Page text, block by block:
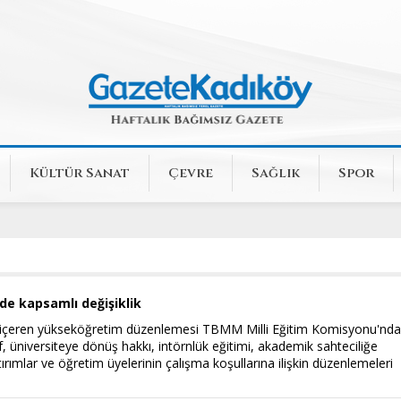
Kültür Sanat Çevre Sağlık Spor
kapsamlı değişiklik
içeren yükseköğretim düzenlemesi TBMM Milli Eğitim Komisyonu'nda
üniversiteye dönüş hakkı, intörnlük eğitimi, akademik sahteciliğe
ve öğretim üyelerinin çalışma koşullarına ilişkin düzenlemeleri